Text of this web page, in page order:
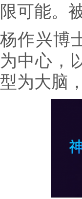
限可能。
杨作兴博
为中心，
型为大脑